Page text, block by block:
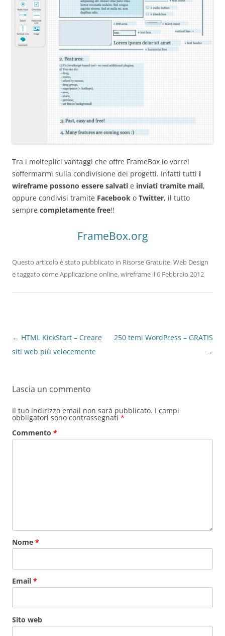
Tra i molteplici vantaggi che offre FrameBox io vorrei
soffermarmi sulla condivisione dei progetti. Infatti tutti i
wireframe possono essere salvati e inviati tramite mail,
oppure condivisi tramite Facebook o Twitter, il tutto
sempre completamente free!!
FrameBox.org
Questo articolo è stato pubblicato in Risorse Gratuite,Web Design
e taggato comeApplicazione online,wireframe il6 Febbraio 2012
Navigazione
articolo
← HTML KickStart – Creare
siti web più velocemente
250 temi WordPress – GRATIS
→
Lascia un commento
Il tuo indirizzo email non sarà pubblicato. I campi
obbligatori sono contrassegnati *
Commento *
Nome *
Email *
Sito web